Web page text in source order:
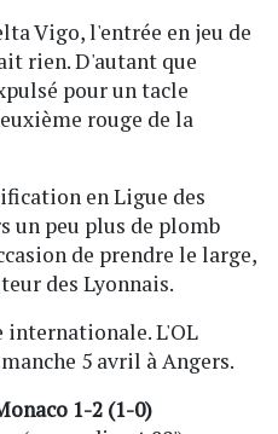
Vigo, l'entrée en jeu de
rien. D'autant que
pour un tacle
rouge de la
en Ligue des
un peu plus de plomb
de prendre le large,
des Lyonnais.
internationale. L'OL
5 avril à Angers.
1-2 (1-0)